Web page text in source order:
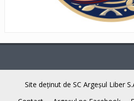
Site deţinut de SC Argeşul Liber